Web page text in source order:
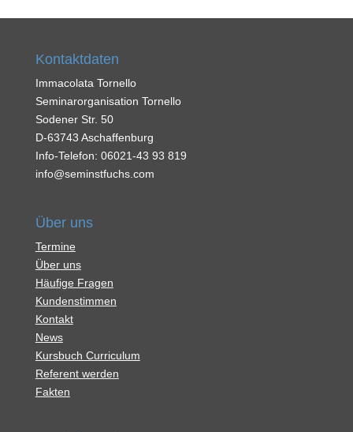
Kontaktdaten
Immacolata Tornello
Seminarorganisation Tornello
Sodener Str. 50
D-63743 Aschaffenburg
Info-Telefon: 06021-43 93 819
info@seminstfuchs.com
Über uns
Termine
Über uns
Häufige Fragen
Kundenstimmen
Kontakt
News
Kursbuch Curriculum
Referent werden
Fakten